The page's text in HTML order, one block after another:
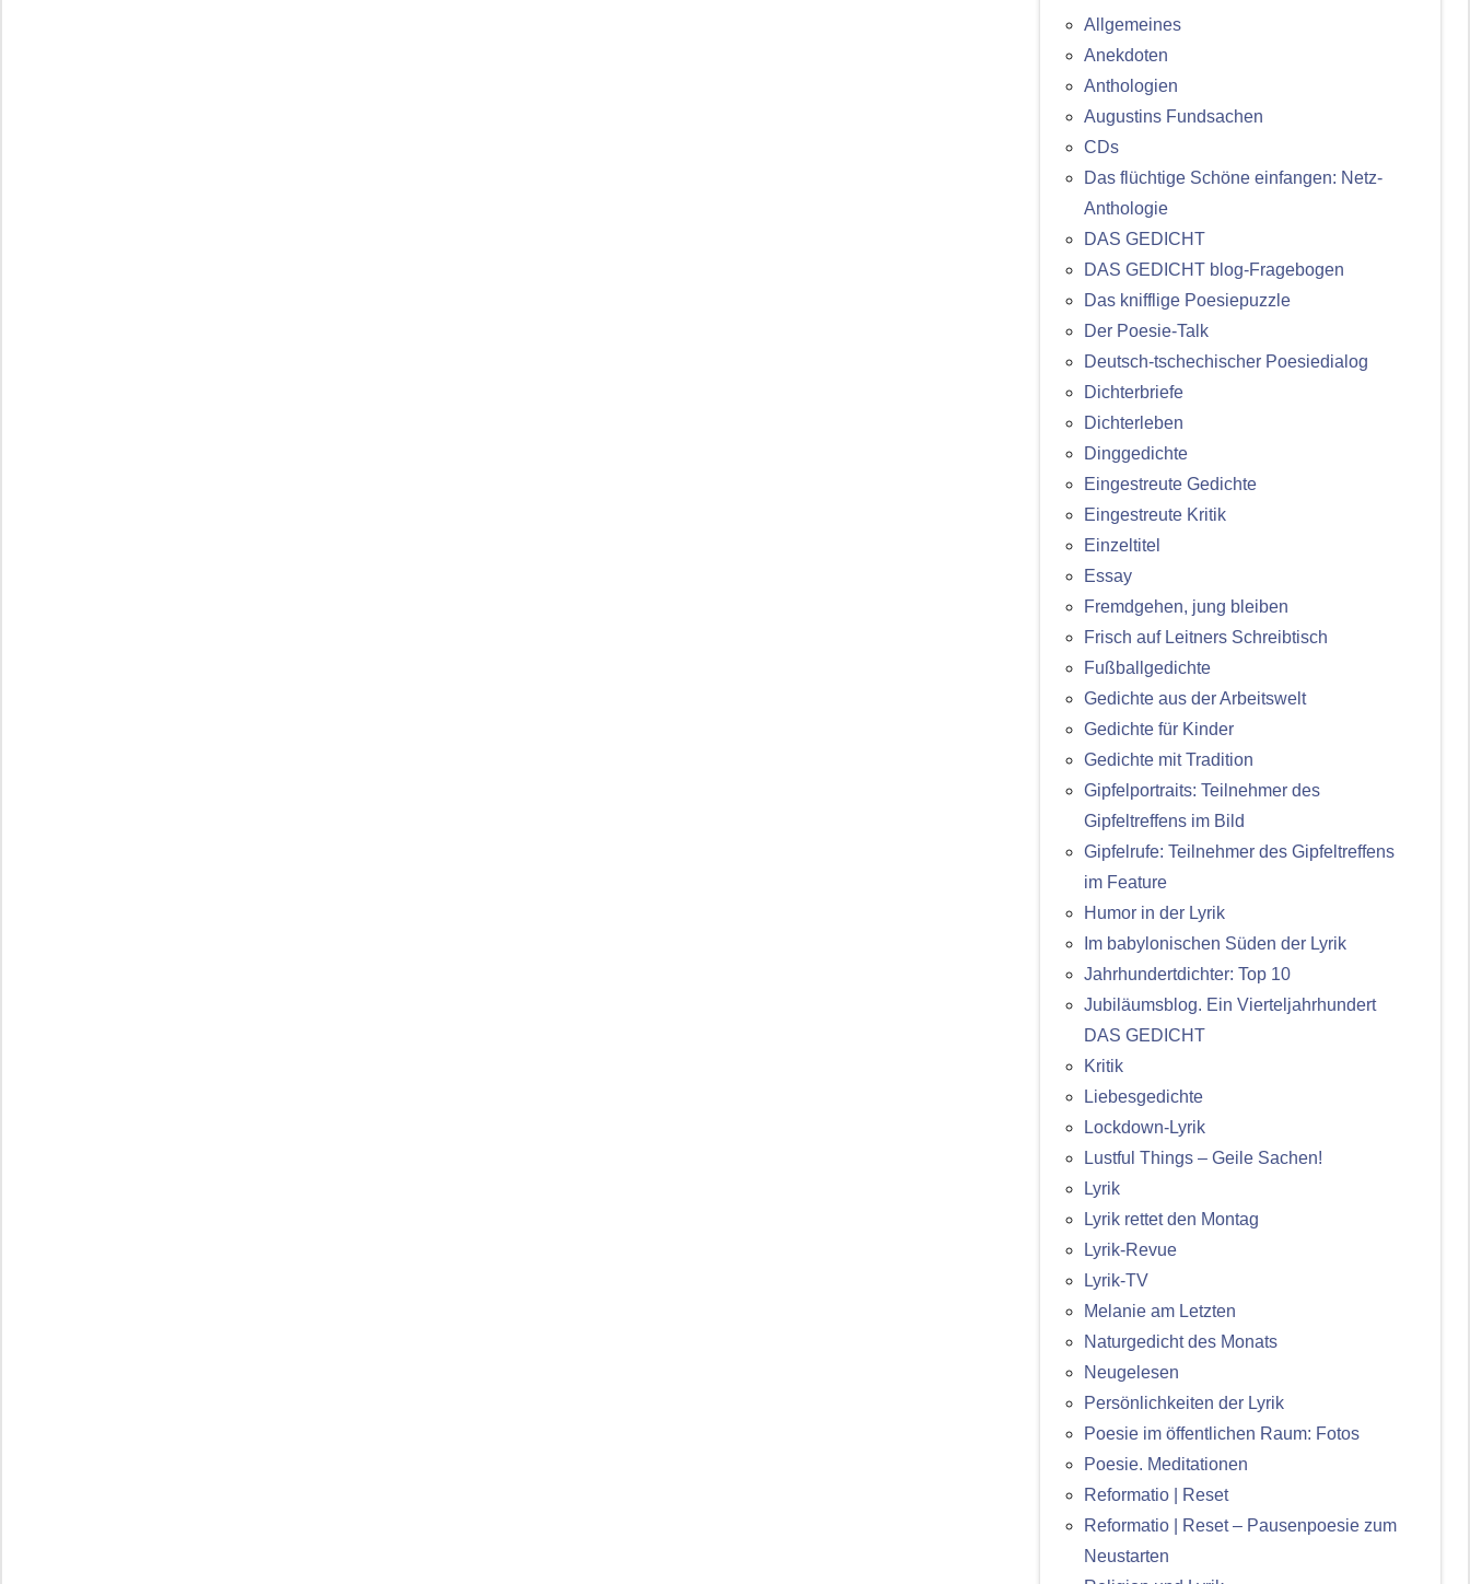
Allgemeines
Anekdoten
Anthologien
Augustins Fundsachen
CDs
Das flüchtige Schöne einfangen: Netz-
Anthologie
DAS GEDICHT
DAS GEDICHT blog-Fragebogen
Das knifflige Poesiepuzzle
Der Poesie-Talk
Deutsch-tschechischer Poesiedialog
Dichterbriefe
Dichterleben
Dinggedichte
Eingestreute Gedichte
Eingestreute Kritik
Einzeltitel
Essay
Fremdgehen, jung bleiben
Frisch auf Leitners Schreibtisch
Fußballgedichte
Gedichte aus der Arbeitswelt
Gedichte für Kinder
Gedichte mit Tradition
Gipfelportraits: Teilnehmer des
Gipfeltreffens im Bild
Gipfelrufe: Teilnehmer des Gipfeltreffens
im Feature
Humor in der Lyrik
Im babylonischen Süden der Lyrik
Jahrhundertdichter: Top 10
Jubiläumsblog. Ein Vierteljahrhundert
DAS GEDICHT
Kritik
Liebesgedichte
Lockdown-Lyrik
Lustful Things – Geile Sachen!
Lyrik
Lyrik rettet den Montag
Lyrik-Revue
Lyrik-TV
Melanie am Letzten
Naturgedicht des Monats
Neugelesen
Persönlichkeiten der Lyrik
Poesie im öffentlichen Raum: Fotos
Poesie. Meditationen
Reformatio | Reset
Reformatio | Reset – Pausenpoesie zum
Neustarten